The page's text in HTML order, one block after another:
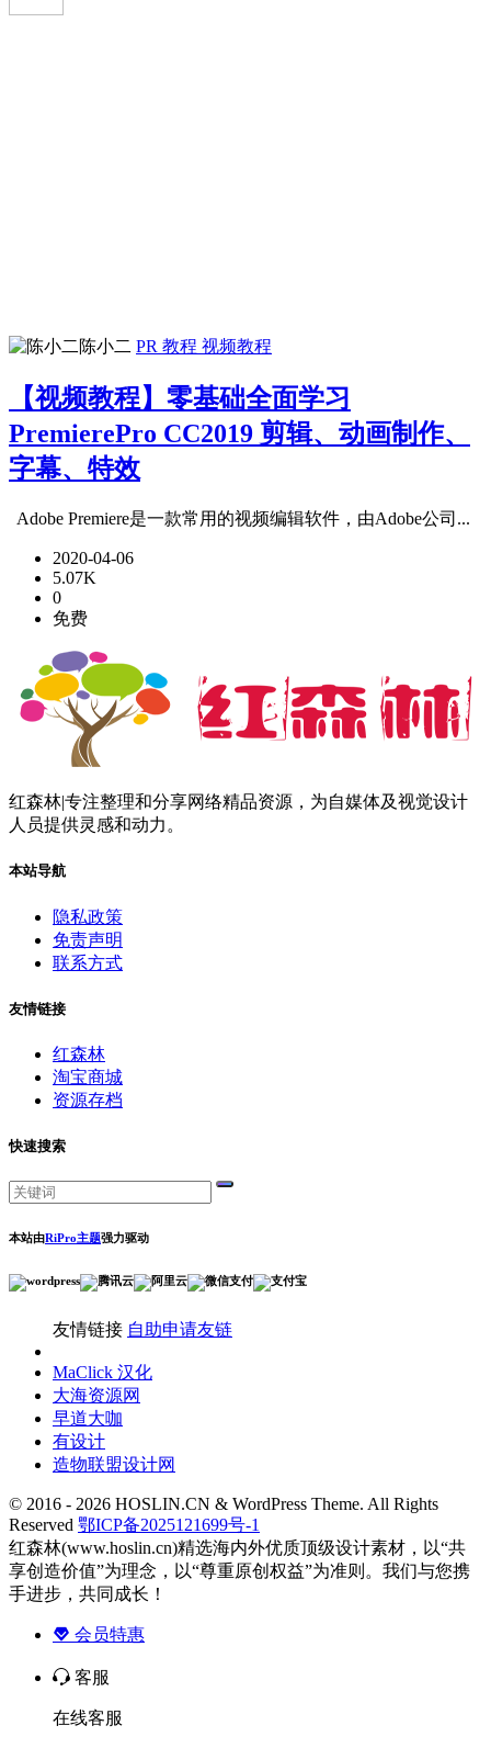
陈小二 PR 教程 视频教程
【视频教程】零基础全面学习
PremierePro CC2019 剪辑、动画制作、
字幕、特效
Adobe Premiere是一款常用的视频编辑软件，由Adobe公司...
2020-04-06
5.07K
0
免费
红森林|专注整理和分享网络精品资源，为自媒体及视觉设计
人员提供灵感和动力。
本站导航
隐私政策
免责声明
联系方式
友情链接
红森林
淘宝商城
资源存档
快速搜索
本站由RiPro主题强力驱动
友情链接 自助申请友链
MaClick 汉化
大海资源网
早道大咖
有设计
造物联盟设计网
© 2016 - 2026 HOSLIN.CN & WordPress Theme. All Rights
Reserved 鄂ICP备2025121699号-1
红森林(www.hoslin.cn)精选海内外优质顶级设计素材，以“共
享创造价值”为理念，以“尊重原创权益”为准则。我们与您携
手进步，共同成长！
会员特惠
客服
在线客服